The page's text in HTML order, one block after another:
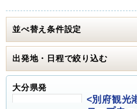
並べ替え条件設定
出発地・日程で絞り込む
大分県発
<別府観光